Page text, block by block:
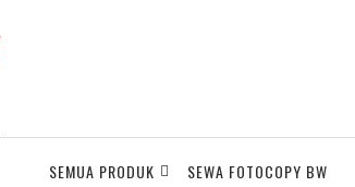
SEMUA PRODUK SEWA FOTOCOPY BW